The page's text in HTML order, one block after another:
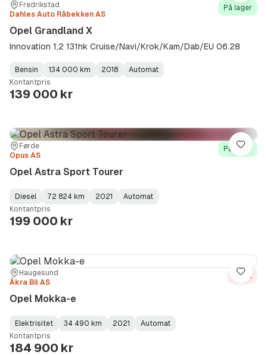
Sted:Fredrikstad
Forhandler:
Dahles Auto Råbekken AS
På lager
Opel Grandland X
Innovation 1,2 131hk Cruise/Navi/Krok/Kam/Dab/EU 06.28
Fuel
Type:
Bensin
Kilometerstand :
134 000 km
Model
Year:
2018
Gearbox
Type:
Automat
Kontantpris
139 000 kr
Sted:
Førde
Forhandler:
Opus AS
På lager
Opel Astra Sport Tourer
Fuel
Type:
Diesel
Kilometerstand:
72 824 km
Model
Year:
2021
Gearbox
Type:
Automat
Kontantpris
199 000 kr
Lagre
Sted:Haugesund
Forhandler:
Åkra Bil AS
Solgt
Opel Mokka-e
Fuel
Type:
Elektrisitet
Kilometerstand:
34 490 km
Model
Year:
2021
Gearbox
Type:
Automat
Kontantpris
184 900 kr
Lagre